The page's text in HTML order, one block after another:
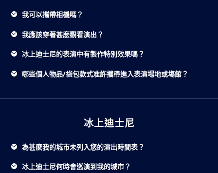
我可以攜帶相機嗎？
我應該穿著甚麽觀看演出？
冰上迪士尼的表演中有製作特別效果嗎？
哪些個人物品/袋包款式准許攜帶進入表演場地或塲館？
冰上迪士尼
為甚麽我的城市未列入您的演出時間表？
冰上迪士尼何時會巡演到我的城市？